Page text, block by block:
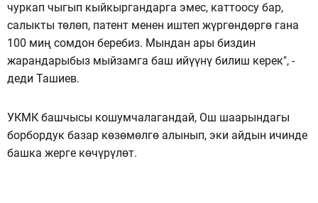
чуркап чыгып кыйкыргандарга эмес, каттоосу бар,
салыкты төлөп, патент менен иштеп жүргөндөргө гана
100 миң сомдон беребиз. Мындан ары биздин
жарандарыбыз мыйзамга баш ийүүнү билиш керек", -
деди Ташиев.
УКМК башчысы кошумчалагандай, Ош шаарындагы
борбордук базар көзөмөлгө алынып, эки айдын ичинде
башка жерге көчүрүлөт.